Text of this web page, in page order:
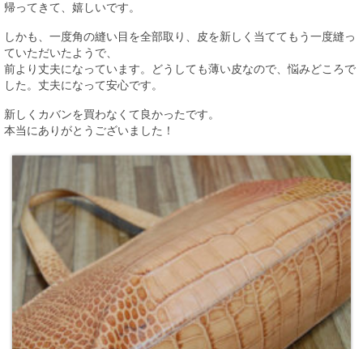
帰ってきて、嬉しいです。
しかも、一度角の縫い目を全部取り、皮を新しく当ててもう一度縫っ
ていただいたようで、
前より丈夫になっています。どうしても薄い皮なので、悩みどころで
した。丈夫になって安心です。
新しくカバンを買わなくて良かったです。
本当にありがとうございました！